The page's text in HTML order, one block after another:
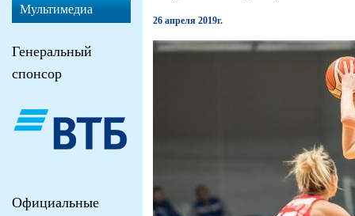
26 апреля 2019г.
Мультимедиа
Генеральный
спонсор
Официальные